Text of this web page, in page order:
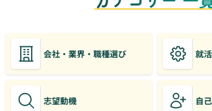
会社・業界・職種選び 就
志望動機 自